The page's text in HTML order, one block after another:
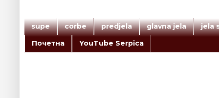
supe corbe predjela glavna jela jela
Почетна
YouTube Serpica